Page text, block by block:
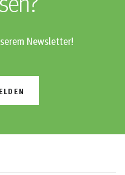
Newsletter!